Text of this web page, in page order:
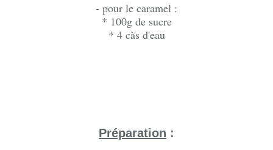
- pour le caramel :
* 100g de sucre
* 4 càs d'eau
Préparation :